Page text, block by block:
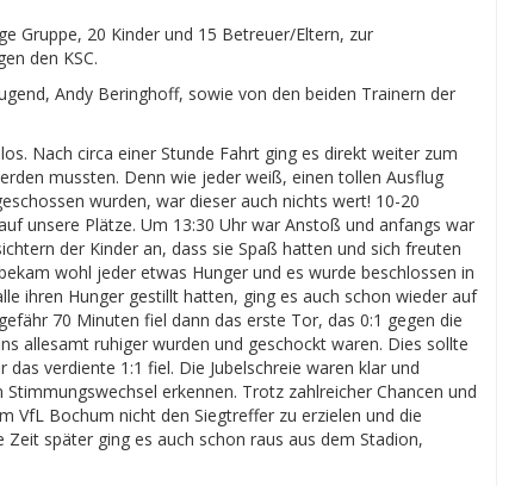
Gruppe, 20 Kinder und 15 Betreuer/Eltern, zur
den KSC.
Andy Beringhoff, sowie von den beiden Trainern der
Nach circa einer Stunde Fahrt ging es direkt weiter zum
mussten. Denn wie jeder weiß, einen tollen Ausflug
wurden, war dieser auch nichts wert! 10-20
unsere Plätze. Um 13:30 Uhr war Anstoß und anfangs war
der Kinder an, dass sie Spaß hatten und sich freuten
wohl jeder etwas Hunger und es wurde beschlossen in
ihren Hunger gestillt hatten, ging es auch schon wieder auf
70 Minuten fiel dann das erste Tor, das 0:1 gegen die
allesamt ruhiger wurden und geschockt waren. Dies sollte
verdiente 1:1 fiel. Die Jubelschreie waren klar und
erkennen. Trotz zahlreicher Chancen und
VfL Bochum nicht den Siegtreffer zu erzielen und die
später ging es auch schon raus aus dem Stadion,